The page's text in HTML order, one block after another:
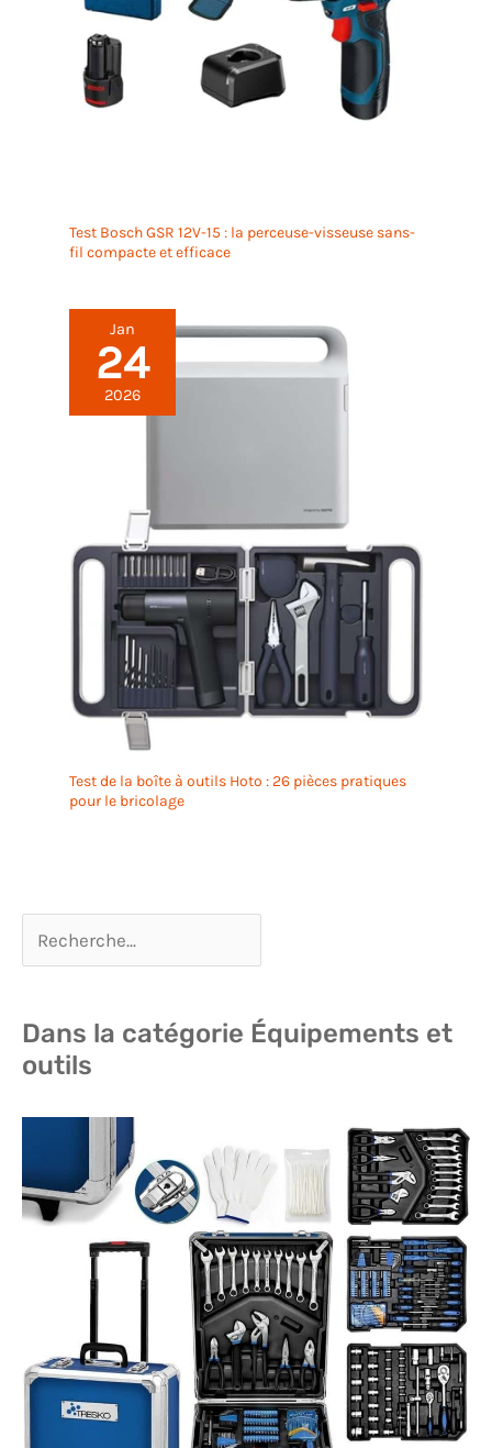
Test Bosch GSR 12V-15 : la perceuse-visseuse sans-
fil compacte et efficace
Jan
24
2026
Test de la boîte à outils Hoto : 26 pièces pratiques
pour le bricolage
Dans la catégorie Équipements et
outils